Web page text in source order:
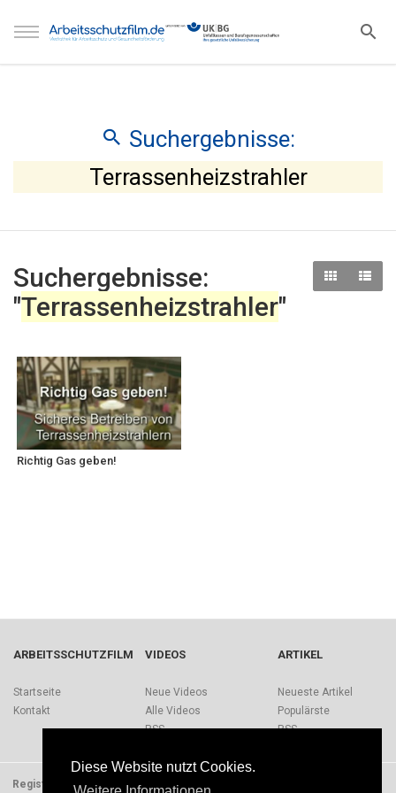
Diese Website nutzt Cookies.
Suchergebnisse:
Terrassenheizstrahler
Suchergebnisse:
"Terrassenheizstrahler"
Richtig Gas geben!
ARBEITSSCHUTZFILM
Startseite
Kontakt
VIDEOS
Neue Videos
Alle Videos
RSS
ARTIKEL
Neueste Artikel
Populärste
RSS
Registrieren Impressum Quellen